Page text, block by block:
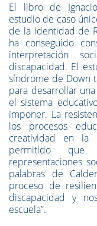
El libro de
estudio de caso
de la identidad de
ha conseguido
interpretación
discapacidad. El
síndrome de Down
para desarrollar
el sistema
imponer. La
los procesos
creatividad en la
permitido que
representaciones
palabras de
proceso de
discapacidad y
escuela”.